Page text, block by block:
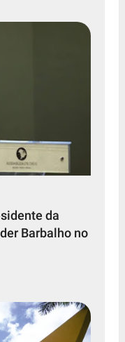
da
Barbalho no